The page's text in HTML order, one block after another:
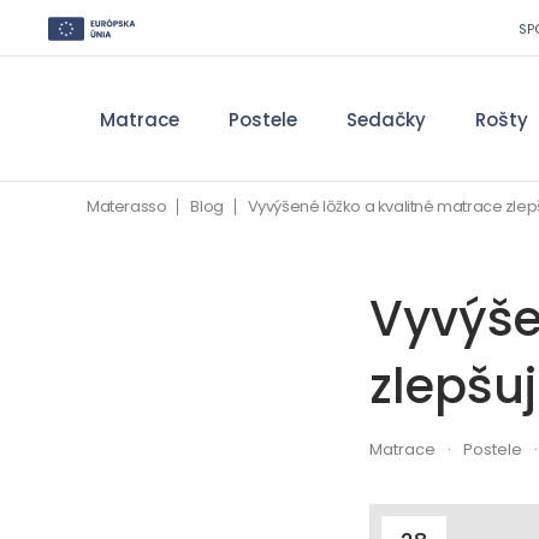
Matrace Postele Sedačky Rošty
Materasso Blog Vyvýšené lôžko a kvalitné matrace
Matrace Postele